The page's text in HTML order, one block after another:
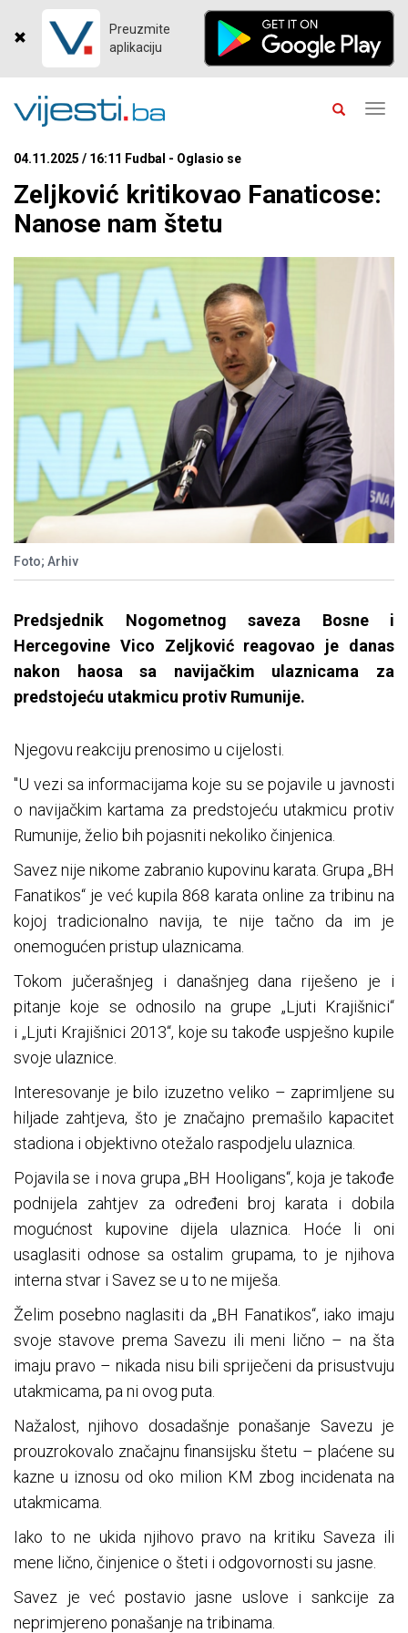
Preuzmite
aplikaciju
04.11.2025 / 16:11 Fudbal - Oglasio se
Zeljković kritikovao Fanaticose:
Nanose nam štetu
Foto; Arhiv
Predsjednik Nogometnog saveza Bosne i
Hercegovine Vico Zeljković reagovao je danas
nakon haosa sa navijačkim ulaznicama za
predstojeću utakmicu protiv Rumunije.
Njegovu reakciju prenosimo u cijelosti.
"U vezi sa informacijama koje su se pojavile u javnosti
o navijačkim kartama za predstojeću utakmicu protiv
Rumunije, želio bih pojasniti nekoliko činjenica.
Savez nije nikome zabranio kupovinu karata. Grupa „BH
Fanatikos“ je već kupila 868 karata online za tribinu na
kojoj tradicionalno navija, te nije tačno da im je
onemogućen pristup ulaznicama.
Tokom jučerašnjeg i današnjeg dana riješeno je i
pitanje koje se odnosilo na grupe „Ljuti Krajišnici“
i „Ljuti Krajišnici 2013“, koje su takođe uspješno kupile
svoje ulaznice.
Interesovanje je bilo izuzetno veliko – zaprimljene su
hiljade zahtjeva, što je značajno premašilo kapacitet
stadiona i objektivno otežalo raspodjelu ulaznica.
Pojavila se i nova grupa „BH Hooligans“, koja je takođe
podnijela zahtjev za određeni broj karata i dobila
mogućnost kupovine dijela ulaznica. Hoće li oni
usaglasiti odnose sa ostalim grupama, to je njihova
interna stvar i Savez se u to ne miješa.
Želim posebno naglasiti da „BH Fanatikos“, iako imaju
svoje stavove prema Savezu ili meni lično – na šta
imaju pravo – nikada nisu bili spriječeni da prisustvuju
utakmicama, pa ni ovog puta.
Nažalost, njihovo dosadašnje ponašanje Savezu je
prouzrokovalo značajnu finansijsku štetu – plaćene su
kazne u iznosu od oko milion KM zbog incidenata na
utakmicama.
Iako to ne ukida njihovo pravo na kritiku Saveza ili
mene lično, činjenice o šteti i odgovornosti su jasne.
Savez je već postavio jasne uslove i sankcije za
neprimjereno ponašanje na tribinama.